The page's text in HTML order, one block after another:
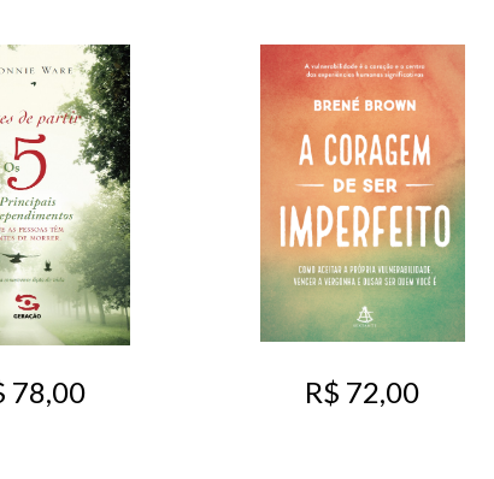
78,00 R$ 72,00